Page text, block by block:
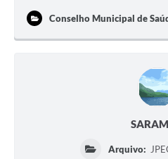
Conselho Municipal de
Arquivo: